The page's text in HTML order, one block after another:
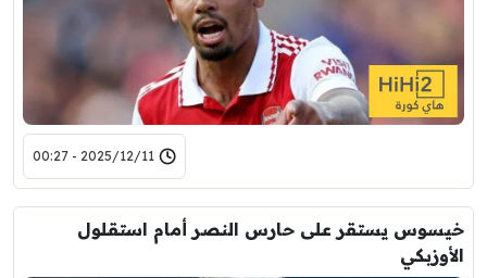
2025/12/11 - 00:27
خيسوس يستقر على حارس النصر أمام استقلول
الأوزبكي